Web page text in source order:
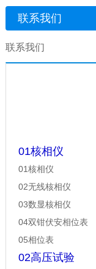
联系我们
联系我们
01核相仪
01核相仪
02无线核相仪
03数显核相仪
04双钳伏安相位表
05相位表
02高压试验